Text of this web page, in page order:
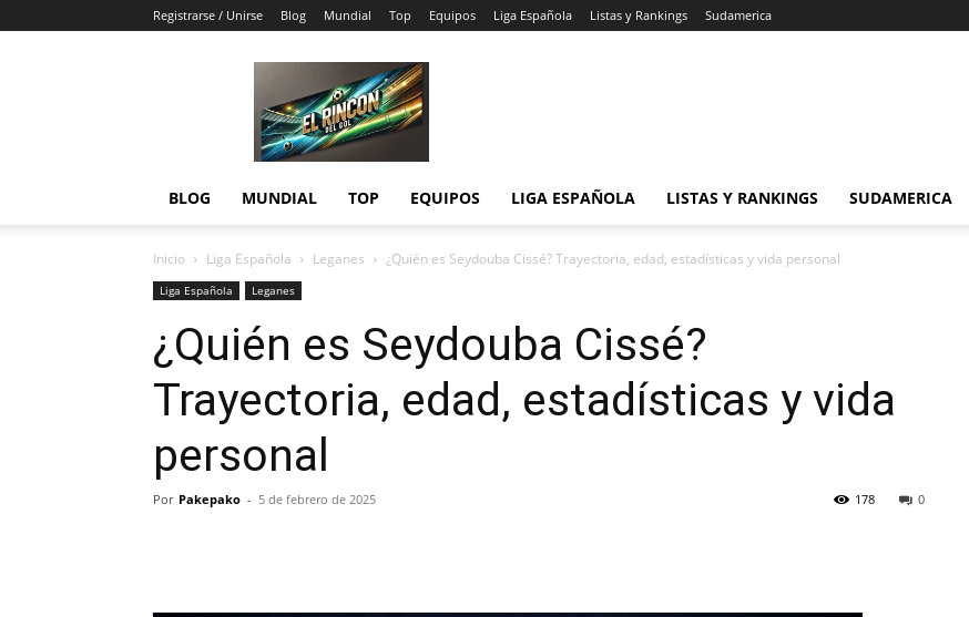
Registrarse / Unirse Blog Mundial Top Equipos Liga Española Listas y Rankings Sudamerica
Rincón
del
Gol
BLOG MUNDIAL TOP EQUIPOS LIGA ESPAÑOLA LISTAS Y RANKINGS SUDAMERICA
Inicio Liga Española Leganes ¿Quién es Seydouba Cissé? Trayectoria, edad, estadísticas y vida personal
Liga Española Leganes
¿Quién es Seydouba Cissé?
Trayectoria, edad, estadísticas y vida
personal
Por Pakepako - 5 de febrero de 2025 0
178